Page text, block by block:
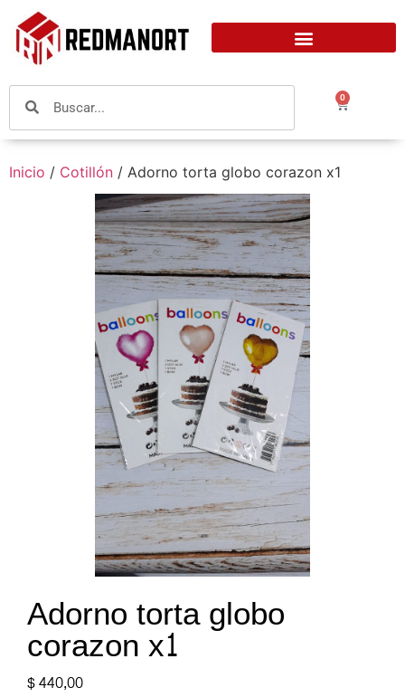
0
Inicio / Cotillón / Adorno torta globo corazon x1
Adorno torta globo
corazon x1
$440,00